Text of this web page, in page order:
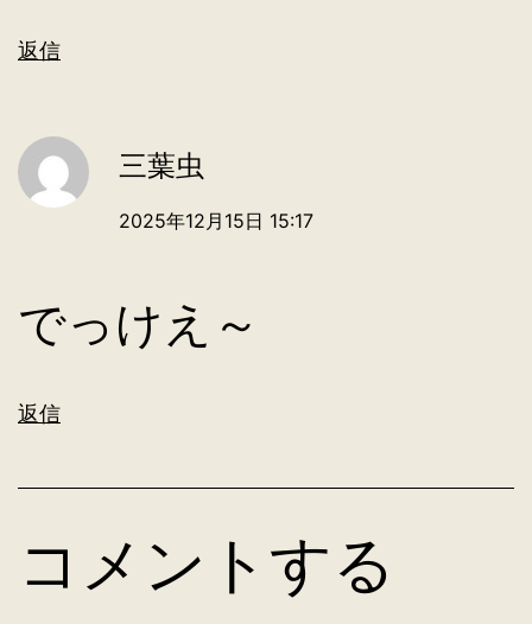
返信
三葉虫
2025年12月15日 15:17
でっけえ～
返信
コメントする